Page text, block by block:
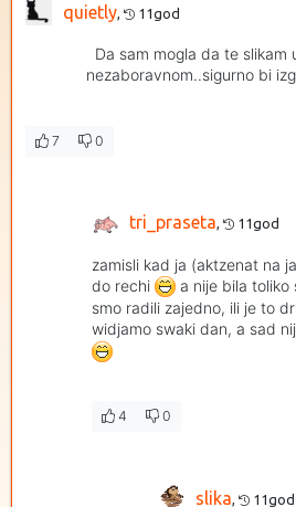
quietly 11god
Da sam mogla da te slikam
nezaboravnom..sigurno bi
7 0
tri_praseta, 11god
zamisli kad ja (aktzenat na
do rechi
a nije bila toliko
smo radili zajedno, ili je to
widjamo swaki dan, a sad
4 0
slika 11god